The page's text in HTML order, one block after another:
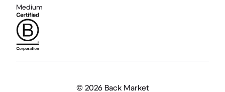
Medium
© 2026 Back Market